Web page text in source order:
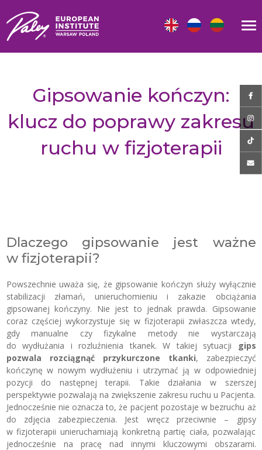
Gipsowanie kończyn:
klucz do poprawy zakresu
ruchu w fizjoterapii
Dlaczego gipsowanie jest ważne
w fizjoterapii?
Powszechnie uważa się, że gipsowanie kończyn służy wyłącznie
stabilizacji złamań, unieruchomieniu i zakazie obciążania
gipsowanej kończyny. Nie jest to jednak prawda. Gipsowanie
coraz częściej wykorzystuje się w fizjoterapii zwłaszcza wtedy,
gdy manualne czy fizykalne metody nie wystarczają
do wydłużania i rozluźnienia tkanek. W takiej sytuacji
gips
pozwala rozciągnąć przykurczone tkanki, zabezpieczyć
kończynę w nowym wydłużeniu i utrzymać ją w odpowiedniej
pozycji do następnej terapii. Takie działania w szerszej
perspektywie pozwalają na zwiększenie zakresu ruchu u Pacjenta.
Jednocześnie nie oznacza to, że pacjent pozostaje w bezruchu aż
do zdjęcia zabezpieczenia. Jest wręcz przeciwnie – gipsy
w fizjoterapii unieruchamiają konkretną partię ciała, pozwalając
jednocześnie na pracę nad innymi kluczowymi obszarami.